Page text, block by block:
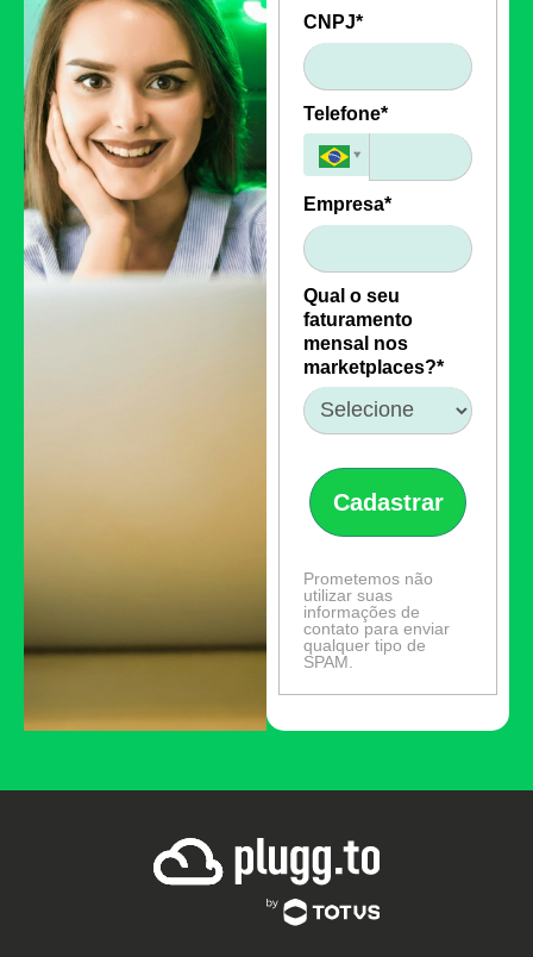
CNPJ*
Telefone*
Empresa*
Qual o seu
faturamento
mensal nos
marketplaces?*
Cadastrar
Prometemos não
utilizar suas
informações de
contato para enviar
qualquer tipo de
SPAM.